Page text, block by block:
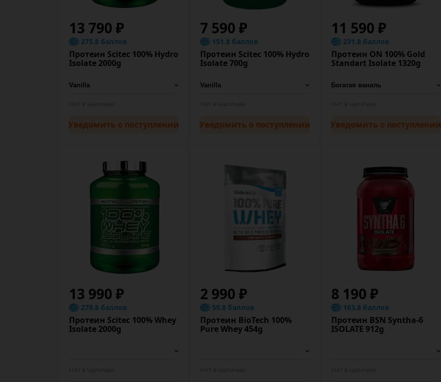
13 790 ₽
275.8 баллов
Протеин Scitec 100% Hydro
Isolate 2000g
Уведомить о поступлении
7 590 ₽
151.8 баллов
Протеин Scitec 100% Hydro
Isolate 700g
Уведомить о поступлении
11 590 ₽
231.8 баллов
Протеин ON 100% Gold
Standart Isolate 1320g
Уведомить о поступлении
13 990 ₽
279.8 баллов
Протеин Scitec 100% Whey
Isolate 2000g
2 990 ₽
59.8 баллов
Протеин BioTech 100%
Pure Whey 454g
8 190 ₽
163.8 баллов
Протеин BSN Syntha-6
ISOLATE 912g